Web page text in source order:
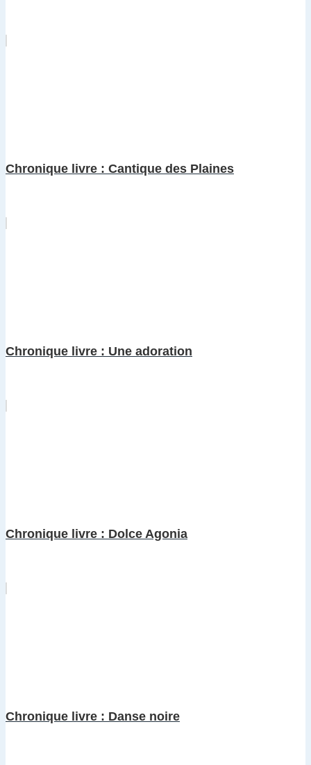
Chronique livre : Cantique des Plaines
Chronique livre : Une adoration
Chronique livre : Dolce Agonia
Chronique livre : Danse noire